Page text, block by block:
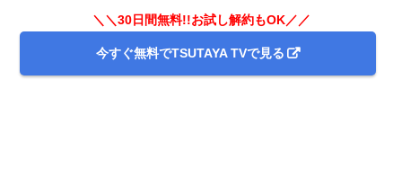
＼＼30日間無料!!お試し解約もOK／／
今すぐ無料でTSUTAYA TVで見る